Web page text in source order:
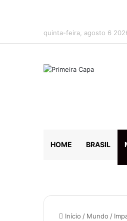
quinta-feira, agosto 6
HOME BRASIL
Início / Mundo /